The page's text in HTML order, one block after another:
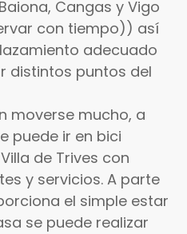
Cangas y Vigo
con tiempo)) así
adecuado
distintos puntos del
moverse mucho, a
puede ir en bici
de Trives con
y servicios. A parte
el simple estar
se puede realizar